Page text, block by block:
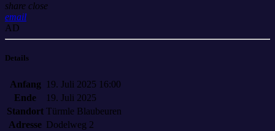
share close
email
AD
Details
Anfang
19. Juli 2025 16:00
Ende
19. Juli 2025
Standort Türmle Blaubeuren
Adresse Dodelweg 2